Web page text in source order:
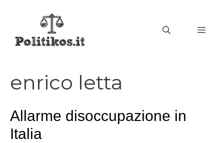
enrico letta
Allarme disoccupazione in
Italia